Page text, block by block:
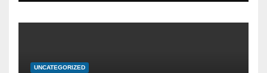
BEKIM FETAJI
UNCATEGORIZED